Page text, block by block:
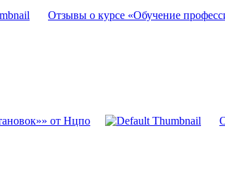
Отзывы о курсе «Обучение
от Нцпо